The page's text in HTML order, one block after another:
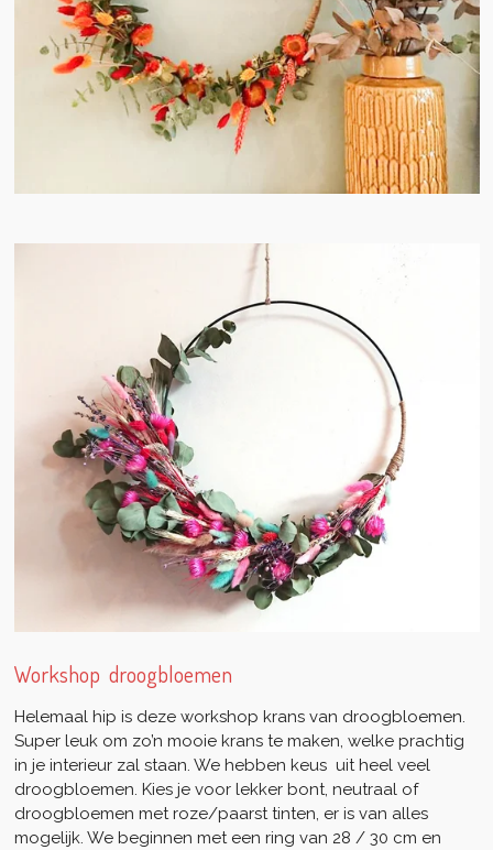
Workshop droogbloemen
Helemaal hip is deze workshop krans van droogbloemen.
Super leuk om zo’n mooie krans te maken, welke prachtig
in je interieur zal staan. We hebben keus uit heel veel
droogbloemen. Kies je voor lekker bont, neutraal of
droogbloemen met roze/paarst tinten, er is van alles
mogelijk. We beginnen met een ring van 28 / 30 cm en